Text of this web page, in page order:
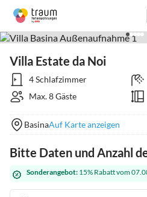
Villa Estate da Noi
4 Schlafzimmer
Max. 8 Gäste
BasinaAuf Karte anzeigen
Bitte Daten und Anzahl
Sonderangebot: 15% Rabatt vom